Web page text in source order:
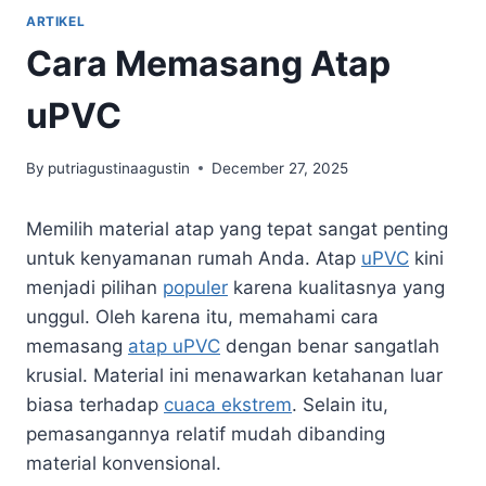
ARTIKEL
Cara Memasang Atap
uPVC
By putriagustinaagustin December 27, 2025
Memilih material atap yang tepat sangat penting
untuk kenyamanan rumah Anda. Atap uPVC kini
menjadi pilihan populer karena kualitasnya yang
unggul. Oleh karena itu, memahami cara
memasang atap uPVC dengan benar sangatlah
krusial. Material ini menawarkan ketahanan luar
biasa terhadap cuaca ekstrem. Selain itu,
pemasangannya relatif mudah dibanding
material konvensional.